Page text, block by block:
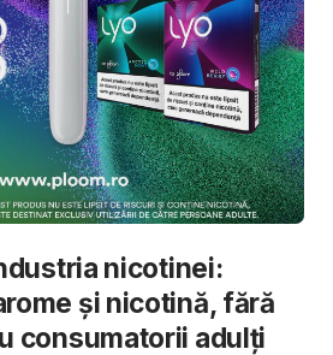
nicotinei:
și nicotină, fără
consumatorii adulți